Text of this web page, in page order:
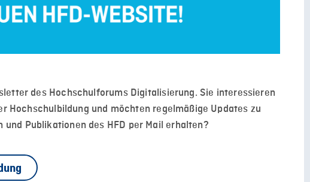
des Hochschulforums Digitalisierung. Sie interessieren
Hochschulbildung und möchten regelmäßige Updates zu
und Publikationen des HFD per Mail erhalten?